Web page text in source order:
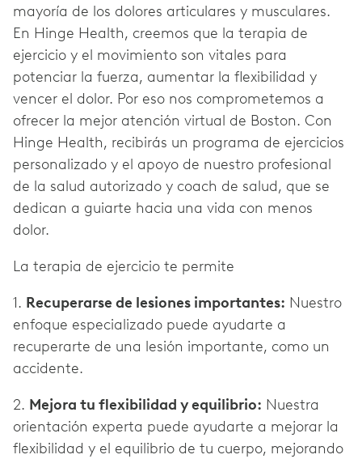
mayoría de los dolores articulares y musculares.
En Hinge Health, creemos que la terapia de
ejercicio y el movimiento son vitales para
potenciar la fuerza, aumentar la flexibilidad y
vencer el dolor. Por eso nos comprometemos a
ofrecer la mejor atención virtual de Boston. Con
Hinge Health, recibirás un programa de ejercicios
personalizado y el apoyo de nuestro profesional
de la salud autorizado y coach de salud, que se
dedican a guiarte hacia una vida con menos
dolor.
La terapia de ejercicio te permite
1. Recuperarse de lesiones importantes: Nuestro
enfoque especializado puede ayudarte a
recuperarte de una lesión importante, como un
accidente.
2. Mejora tu flexibilidad y equilibrio: Nuestra
orientación experta puede ayudarte a mejorar la
flexibilidad y el equilibrio de tu cuerpo, mejorando